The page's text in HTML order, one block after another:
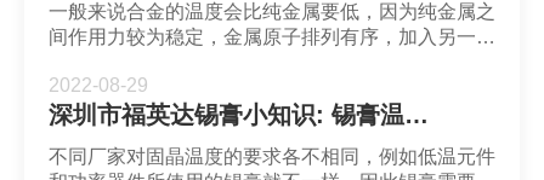
一般来说合金的温度会比纯金属要低，因为纯金属之
间作用力较为稳定，金属原子排列有序，加入另一种
能和温度。
2022-08-29
深圳市福英达锡膏小知识: 锡膏温度性质
不同厂家对固晶温度的要求各不相同，例如低温元件